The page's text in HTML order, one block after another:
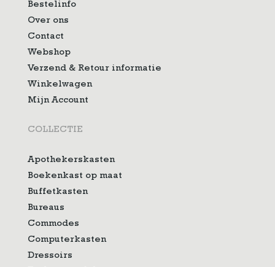
Bestelinfo
Over ons
Contact
Webshop
Verzend & Retour informatie
Winkelwagen
Mijn Account
COLLECTIE
Apothekerskasten
Boekenkast op maat
Buffetkasten
Bureaus
Commodes
Computerkasten
Dressoirs